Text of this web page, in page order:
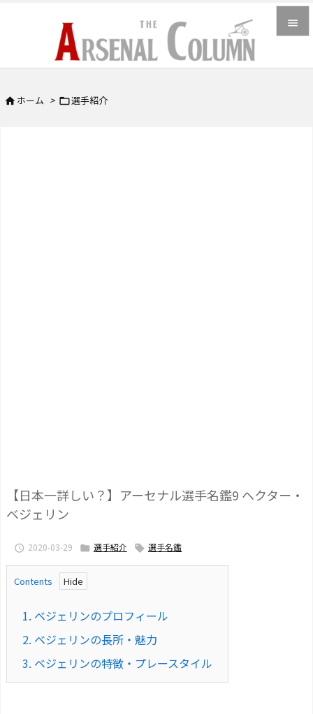

メニュ
 ホーム > 選手紹介
【日本一詳しい？】アーセナル選手名鑑9 ヘクター・
ベジェリン
 2020-03-29  選手紹介  選手名鑑
Contents
1. ベジェリンのプロフィール
2. ベジェリンの長所・魅力
3. ベジェリンの特徴・プレースタイル